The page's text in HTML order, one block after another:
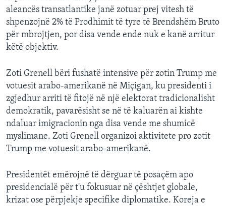
aleancës transatlantike janë zotuar prej vitesh të
shpenzojnë 2% të Prodhimit të tyre të Brendshëm Bruto
për mbrojtjen, por disa vende ende nuk e kanë arritur
këtë objektiv.
Zoti Grenell bëri fushatë intensive për zotin Trump me
votuesit arabo-amerikanë në Miçigan, ku presidenti i
zgjedhur arriti të fitojë në një elektorat tradicionalisht
demokratik, pavarësisht se në të kaluarën ai kishte
ndaluar imigracionin nga disa vende me shumicë
myslimane. Zoti Grenell organizoi aktivitete pro zotit
Trump me votuesit arabo-amerikanë.
Presidentët emërojnë të dërguar të posaçëm apo
presidencialë për t'u fokusuar në çështjet globale,
krizat ose përpjekje specifike diplomatike. Koreja e